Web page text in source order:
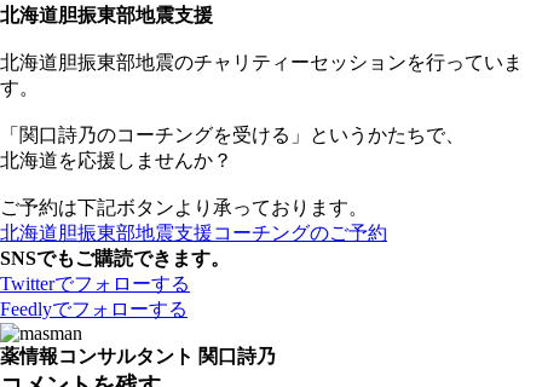
北海道胆振東部地震支援
北海道胆振東部地震のチャリティーセッションを行っていま
す。
「関口詩乃のコーチングを受ける」というかたちで、
北海道を応援しませんか？
ご予約は下記ボタンより承っております。
北海道胆振東部地震支援コーチングのご予約
SNSでもご購読できます。
Twitterでフォローする
Feedlyでフォローする
薬情報コンサルタント 関口詩乃